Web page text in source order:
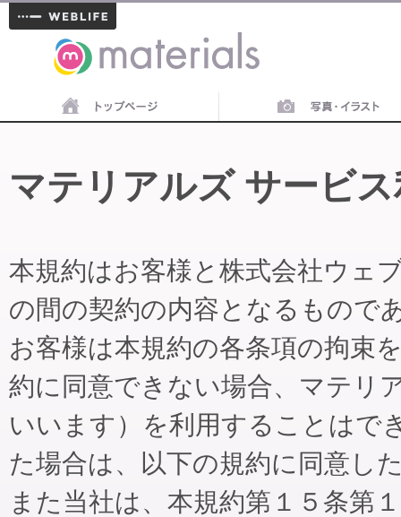
materials
マテリアルズ サービ
本規約はお客様と株式会社ウェ
の間の契約の内容となるもので
お客様は本規約の各条項の拘束
約に同意できない場合、マテリ
いいます）を利用することはで
た場合は、以下の規約に同意し
また当社は、本規約第１５条第